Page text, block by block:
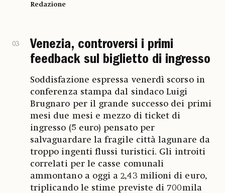
Redazione
03
Venezia, controversi i primi
feedback sul biglietto di ingresso
Soddisfazione espressa venerdì scorso in
conferenza stampa dal sindaco Luigi
Brugnaro per il grande successo dei primi
mesi due mesi e mezzo di ticket di
ingresso (5 euro) pensato per
salvaguardare la fragile città lagunare da
troppo ingenti flussi turistici. Gli introiti
correlati per le casse comunali
ammontano a oggi a 2,43 milioni di euro,
triplicando le stime previste di 700mila